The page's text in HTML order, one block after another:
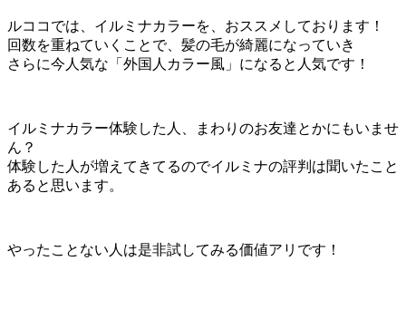
ルココでは、イルミナカラーを、おススメしております！
回数を重ねていくことで、髪の毛が綺麗になっていき
さらに今人気な「外国人カラー風」になると人気です！
イルミナカラー体験した人、まわりのお友達とかにもいませ
ん？
体験した人が増えてきてるのでイルミナの評判は聞いたこと
あると思います。
やったことない人は是非試してみる価値アリです！